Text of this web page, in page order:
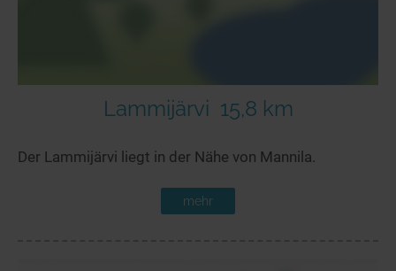
Lammijärvi 15,8 km
Der Lammijärvi liegt in der Nähe von Mannila.
mehr